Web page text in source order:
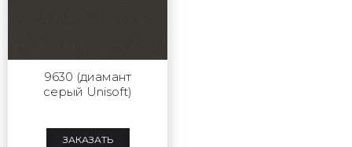
9630 (диамант
серый Unisoft)
ЗАКАЗАТЬ